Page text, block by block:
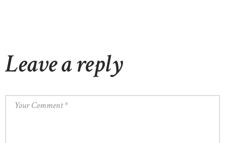
Leave a reply